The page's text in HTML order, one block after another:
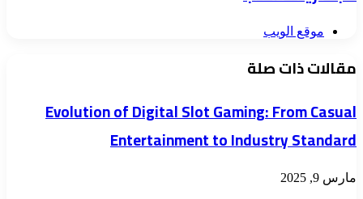
موقع الويب
مقالات ذات صلة
Evolution of Digital Slot Gaming: From Casual
Entertainment to Industry Standard
مارس 9, 2025